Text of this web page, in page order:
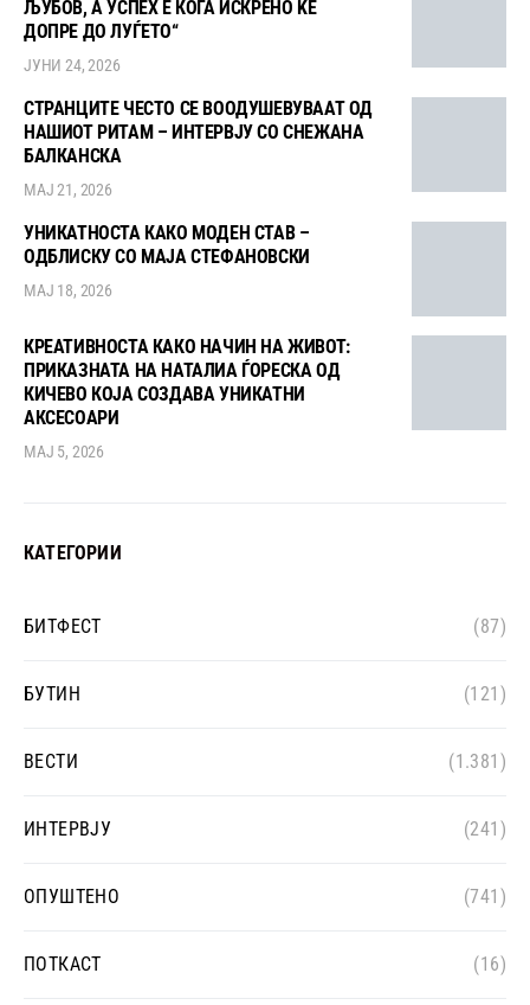
ЉУБОВ, А УСПЕХ Е КОГА ИСКРЕНО ЌЕ
ДОПРЕ ДО ЛУЃЕТО“
ЈУНИ 24, 2026
СТРАНЦИТЕ ЧЕСТО СЕ ВООДУШЕВУВААТ ОД
НАШИОТ РИТАМ – ИНТЕРВЈУ СО СНЕЖАНА
БАЛКАНСКА
МАЈ 21, 2026
УНИКАТНОСТА КАКО МОДЕН СТАВ –
ОДБЛИСКУ СО МАЈА СТЕФАНОВСКИ
МАЈ 18, 2026
КРЕАТИВНОСТА КАКО НАЧИН НА ЖИВОТ:
ПРИКАЗНАТА НА НАТАЛИА ЃОРЕСКА ОД
КИЧЕВО КОЈА СОЗДАВА УНИКАТНИ
АКСЕСОАРИ
МАЈ 5, 2026
КАТЕГОРИИ
БИТФЕСТ (87)
БУТИН (121)
ВЕСТИ (1.381)
ИНТЕРВЈУ (241)
ОПУШТЕНО (741)
ПОТКАСТ (16)